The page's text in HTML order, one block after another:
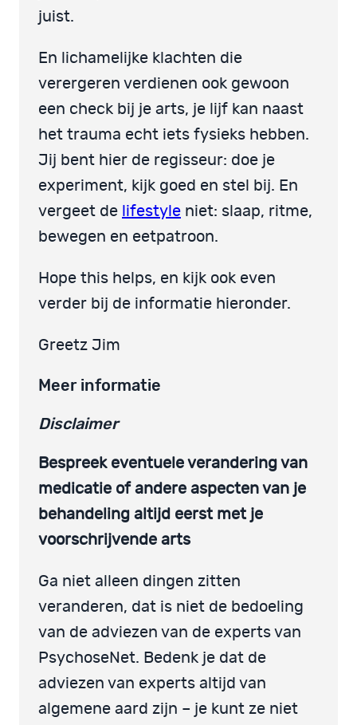
juist.
En lichamelijke klachten die
verergeren verdienen ook gewoon
een check bij je arts, je lijf kan naast
het trauma echt iets fysieks hebben.
Jij bent hier de regisseur: doe je
experiment, kijk goed en stel bij. En
vergeet de lifestyle niet: slaap, ritme,
bewegen en eetpatroon.
Hope this helps, en kijk ook even
verder bij de informatie hieronder.
Greetz Jim
Meer informatie
Disclaimer
Bespreek eventuele verandering van
medicatie of andere aspecten van je
behandeling altijd eerst met je
voorschrijvende arts
Ga niet alleen dingen zitten
veranderen, dat is niet de bedoeling
van de adviezen van de experts van
PsychoseNet. Bedenk je dat de
adviezen van experts altijd van
algemene aard zijn – je kunt ze niet